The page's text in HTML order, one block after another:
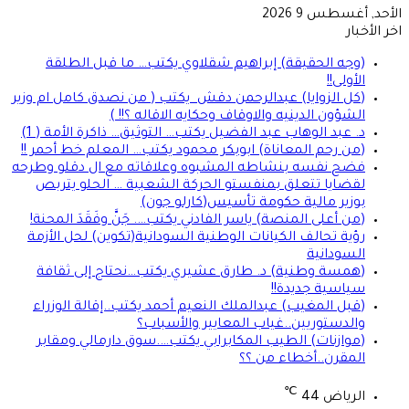
الأحد, أغسطس 9 2026
اخر الأخبار
(وجه الحقيقة) إبراهيم شقلاوي يكتب… ما قبل الطلقة
الأولى!!
(كل الزوايا) عبدالرحمن دقش يكتب ( من نصدق كامل ام وزير
الشؤون الدينيه والاوقاف وحكايه الاقاله ؟!! )
د. عبد الوهاب عبد الفضيل يكتب… التوثيق… ذاكرة الأمة ( 1)
(من رحم المعاناة) ابوبكر محمود يكتب… المعلم خط أحمر !!
فضح نفسه بنشاطه المشبوه وعلاقاته مع ال دقلو وطرحه
لقضايا تتعلق بمنفستو الحركة الشعبية … الحلو يتربص
بوزير مالية حكومة تأسيس(كارلو جون)
(من أعلى المنصة) ياسر الفادني يكتب…. جَنَّ وفَقَدَ المحنة!
رؤية تحالف الكيانات الوطنية السودانية(تكوين) لحل الأزمة
السودانية
(همسة وطنية) د. طارق عشيري يكتب…نحتاج إلى ثقافة
سياسية جديدة!!
(قبل المغيب) عبدالملك النعيم أحمد يكتب..إقالة الوزراء
والدستوريين..غياب المعايير والأسباب؟
(موازنات) الطيب المكابرابي يكتب….سوق دارمالي ومقابر
المقرن..أخطاء من ؟؟
الرياض 44
℃